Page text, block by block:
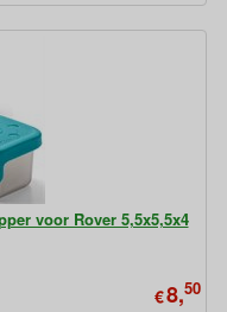
voor Rover 5,5x5,5x4
€8,50